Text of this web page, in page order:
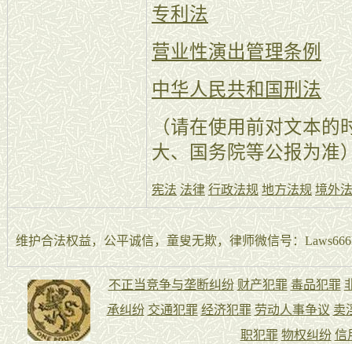
专利法
营业性演出管理条例
中华人民共和国刑法
（请在使用前对文本的
大、国务院等公报为准
宪法 法律 行政法规 地方法规 境外
维护合法权益，公平诚信，童叟无欺，律师微信号：